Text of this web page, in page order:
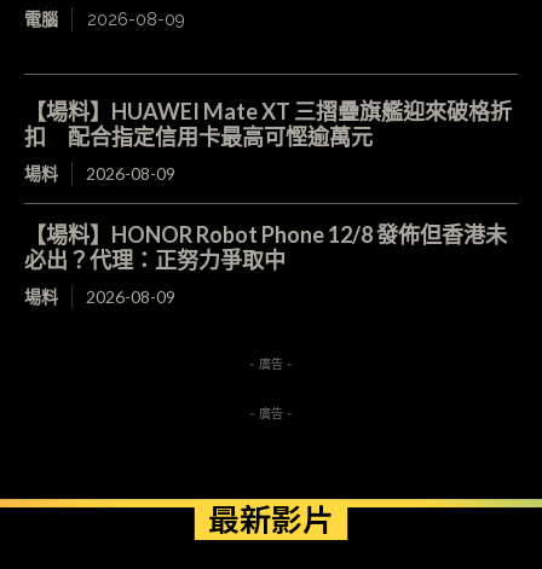
電腦 2026-08-09
【場料】HUAWEI Mate XT 三摺疊旗艦迎來破格折
扣 配合指定信用卡最高可慳逾萬元
場料 2026-08-09
【場料】HONOR Robot Phone 12/8 發佈但香港未
必出？代理：正努力爭取中
場料 2026-08-09
- 廣告 -
- 廣告 -
最新影片